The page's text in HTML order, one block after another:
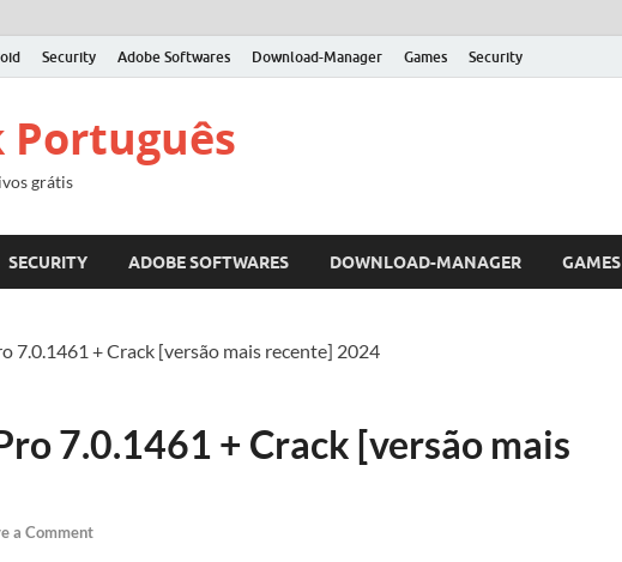
Security Adobe Softwares Download-Manager Games Security
Português
grátis
SECURITY ADOBE SOFTWARES DOWNLOAD-MANAGER GAMES
7.0.1461 + Crack [versão mais recente] 2024
7.0.1461 + Crack [versão mais
a Comment